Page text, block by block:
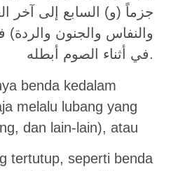
جزماً (و) السابع إلى آخر
والنفاس والجنون
في أثناء الصوم أبطله.
benda kedalam
melalu lubang yang
dan lain-lain), atau
tertutup, seperti benda